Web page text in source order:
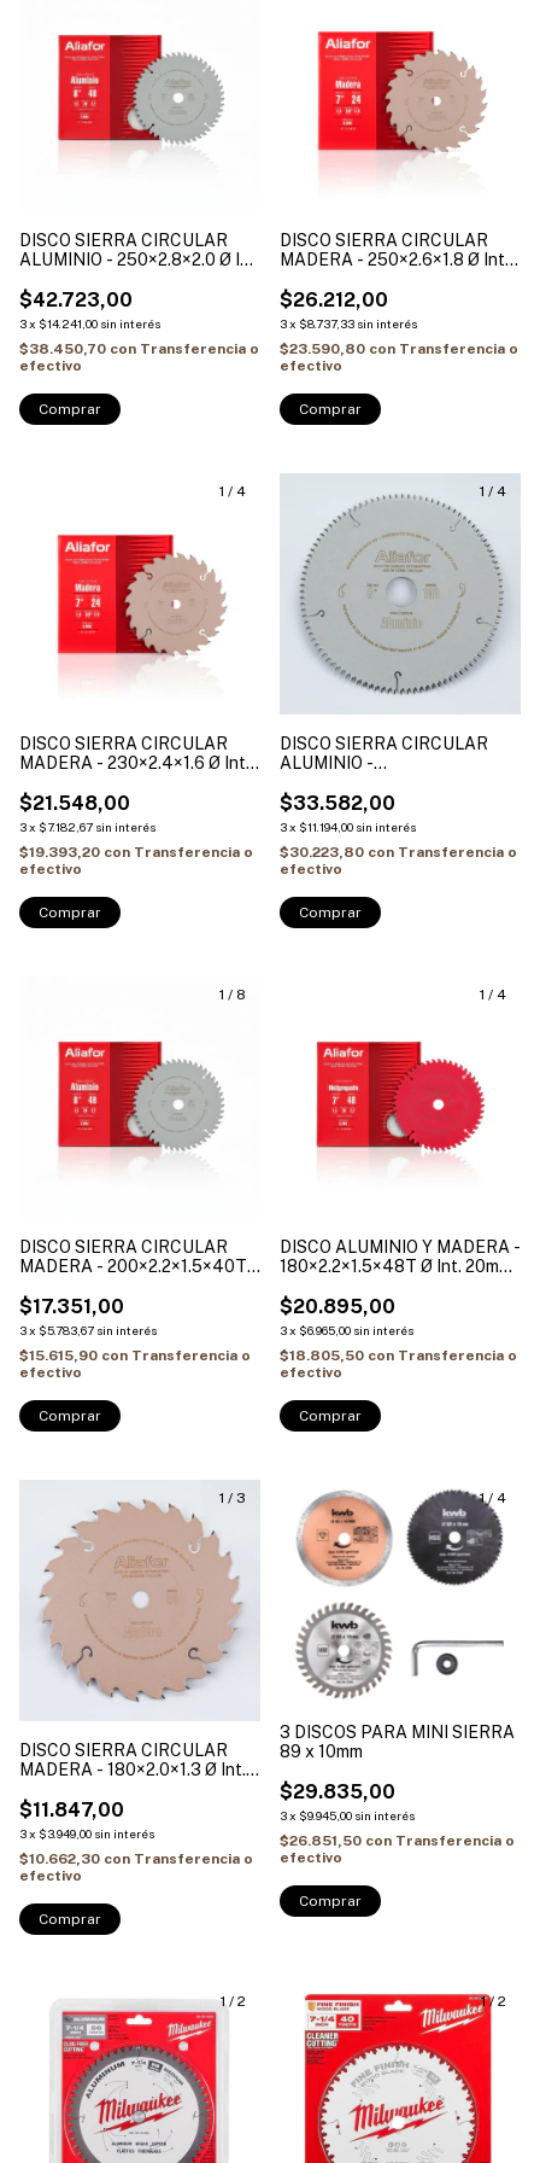
DISCO SIERRA CIRCULAR
ALUMINIO - 250×2.8×2.0 Ø Int.
25.4mm / 30-20mm) ALIAFOR
$42.723,00
3x $14.241,00 sin interés
$38.450,70 con Transferencia o
efectivo
Comprar
DISCO SIERRA CIRCULAR
MADERA - 250×2.6×1.8 Ø Int.
25.4mm / 30-20mm) ALIAFOR
$26.212,00
3x $8.737,33 sin interés
$23.590,80 con Transferencia o
efectivo
Comprar
1 / 4
DISCO SIERRA CIRCULAR
MADERA - 230×2.4×1.6 Ø Int.
25.4-20mm / 25.4-15.88mm)
ALIAFOR
$21.548,00
3x $7.182,67 sin interés
$19.393,20 con Transferencia o
efectivo
Comprar
1 / 4
DISCO SIERRA CIRCULAR
ALUMINIO -
(2 Bujes reduccion 30-25.4mm
/ 30-20mm) ALIAFOR
$33.582,00
3x $11.194,00 sin interés
$30.223,80 con Transferencia o
efectivo
1 / 8
DISCO SIERRA CIRCULAR
MADERA - 200×2.2×1.5×40T
30-25.4mm / 30-20mm)
ALIAFOR
$17.351,00
3x $5.783,67 sin interés
$15.615,90 con Transferencia o
efectivo
Comprar
1 / 4
DISCO ALUMINIO Y MADERA -
180×2.2×1.5×48T Ø Int. 20mm
ALIAFOR
$20.895,00
3x $6.965,00 sin interés
$18.805,50 con Transferencia o
efectivo
1 / 3
DISCO SIERRA CIRCULAR
MADERA - 180×2.0×1.3 Ø Int.
15.88mm) ALIAFOR
$11.847,00
3x $3.949,00 sin interés
$10.662,30 con Transferencia o
efectivo
Comprar
1/ 4
3 DISCOS PARA MINI SIERRA
89 x 10mm
$29.835,00
3x $9.945,00 sin interés
$26.851,50 con Transferencia o
efectivo
1/ 2 1/ 2